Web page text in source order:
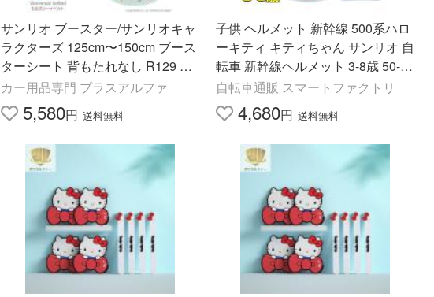
サンリオ ブースター/サンリオキャ
ラクターズ 125cm〜150cm ブース
ターシート 背もたれなし R129 キ
ティ― 小学生 女の子
カー用品専門 プラスアルファ
5,580円 送料無料
子供 ヘルメット 新幹線 500系ハロ
ーキティ キティちゃん サンリオ 自
転車 新幹線ヘルメット 3-8歳 50-56
cm SG規格
自転車通販 スマートファクトリ
4,680円 送料無料